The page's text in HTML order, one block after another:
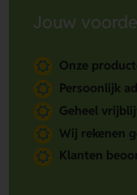
Jouw
Onze
Persoonlijk
Geheel
Wij rekenen
Klanten